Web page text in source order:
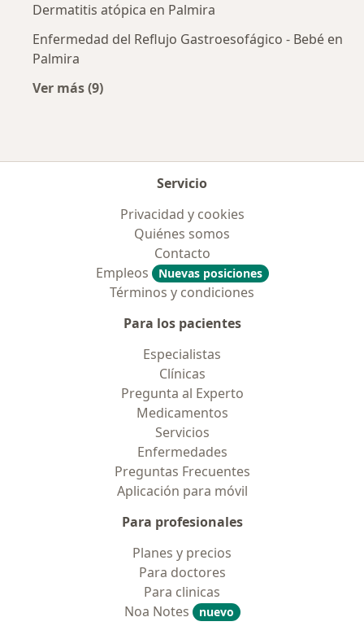
Dermatitis atópica en Palmira
Enfermedad del Reflujo Gastroesofágico - Bebé en
Palmira
Ver más (9)
Servicio
Privacidad y cookies
Quiénes somos
Contacto
Empleos
Nuevas posiciones
Términos y condiciones
Para los pacientes
Especialistas
Clínicas
Pregunta al Experto
Medicamentos
Servicios
Enfermedades
Preguntas Frecuentes
Aplicación para móvil
Para profesionales
Planes y precios
Para doctores
Para clinicas
Noa Notes
nuevo